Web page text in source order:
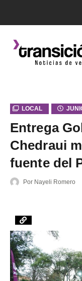
LOCAL
Entrega
Chedraui
fuente del
Por Nayeli Romero